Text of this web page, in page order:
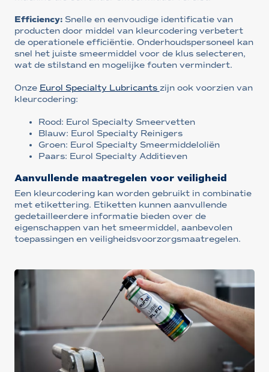
Efficiency:Snelle en eenvoudige identificatie van
producten door middel van kleurcodering verbetert
de operationele efficiëntie. Onderhoudspersoneel kan
snel het juiste smeermiddel voor de klus selecteren,
wat de stilstand en mogelijke fouten vermindert.
Onze Eurol Specialty Lubricants zijn ook voorzien van
kleurcodering:
Rood: Eurol Specialty Smeervetten
Blauw: Eurol Specialty Reinigers
Groen: Eurol Specialty Smeermiddeloliën
Paars: Eurol Specialty Additieven
Aanvullende maatregelen voor veiligheid
Een kleurcodering kan worden gebruikt in combinatie
met etikettering. Etiketten kunnen aanvullende
gedetailleerdere informatie bieden over de
eigenschappen van het smeermiddel, aanbevolen
toepassingen en veiligheidsvoorzorgsmaatregelen.